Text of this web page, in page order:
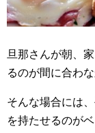
旦那さんが朝、
るのが間に合わ
そんな場合には
を持たせるのがベ